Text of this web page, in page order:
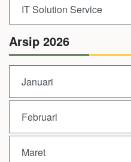
IT Solution Service
Arsip 2026
Januari
Februari
Maret